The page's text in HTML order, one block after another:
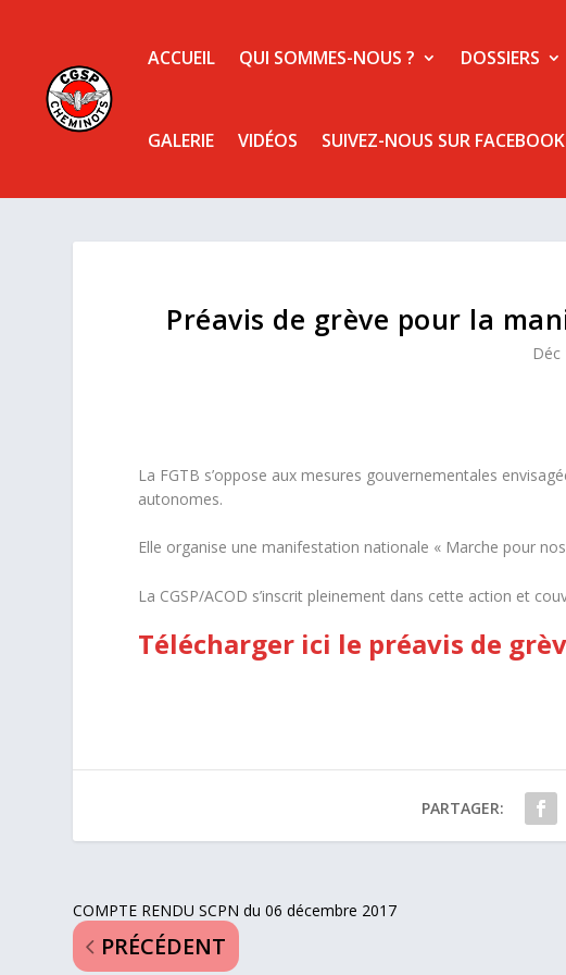
ACCUEIL QUI SOMMES-NOUS ? DOSSIERS
GALERIE VIDÉOS SUIVEZ-NOUS SUR FACEBOOK
Préavis de grève pour la
Déc
La FGTB s’oppose aux mesures gouvernementales
autonomes.
Elle organise une manifestation nationale « Marche pour
La CGSP/ACOD s’inscrit pleinement dans cette action et
Télécharger ici le préavis de
PARTAGER:
COMPTE RENDU SCPN du 06 décembre 2017
PRÉCÉDENT